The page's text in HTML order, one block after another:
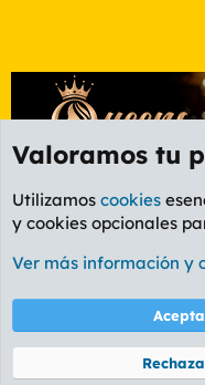
Foro General
Cookies
PL
Términos y
Valoramos tu
Utilizamos cookies
y cookies opcionales
Ver más información y